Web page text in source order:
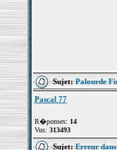
Sujet:Palourde
Pascal 77
R�ponses: 14
Vus: 313493
Sujet:Erreur dans